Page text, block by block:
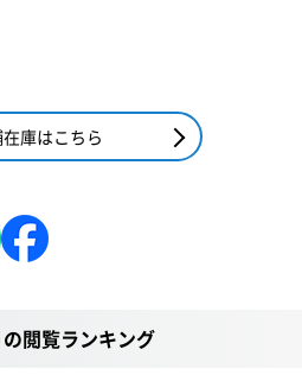
庫はこちら
閲覧ランキング